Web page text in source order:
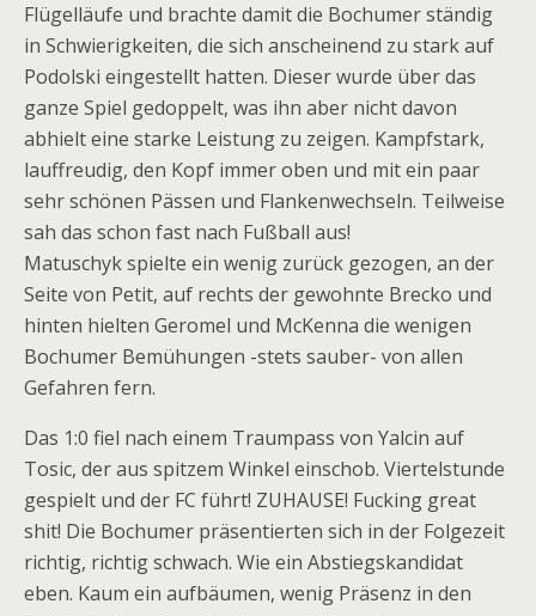
Flügelläufe und brachte damit die Bochumer ständig
in Schwierigkeiten, die sich anscheinend zu stark auf
Podolski eingestellt hatten. Dieser wurde über das
ganze Spiel gedoppelt, was ihn aber nicht davon
abhielt eine starke Leistung zu zeigen. Kampfstark,
lauffreudig, den Kopf immer oben und mit ein paar
sehr schönen Pässen und Flankenwechseln. Teilweise
sah das schon fast nach Fußball aus!
Matuschyk spielte ein wenig zurück gezogen, an der
Seite von Petit, auf rechts der gewohnte Brecko und
hinten hielten Geromel und McKenna die wenigen
Bochumer Bemühungen -stets sauber- von allen
Gefahren fern.
Das 1:0 fiel nach einem Traumpass von Yalcin auf
Tosic, der aus spitzem Winkel einschob. Viertelstunde
gespielt und der FC führt! ZUHAUSE! Fucking great
shit! Die Bochumer präsentierten sich in der Folgezeit
richtig, richtig schwach. Wie ein Abstiegskandidat
eben. Kaum ein aufbäumen, wenig Präsenz in den